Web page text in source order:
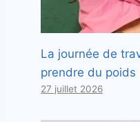
La journée de
prendre du poids
27 juillet 2026